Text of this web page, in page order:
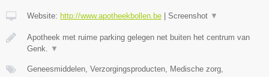
Website: http://www.apotheekbollen.be Screenshot ▼
Apotheek met ruime parking gelegen net buiten het centrum van
Genk.
▼
Geneesmiddelen, Verzorgingsproducten, Medische zorg,